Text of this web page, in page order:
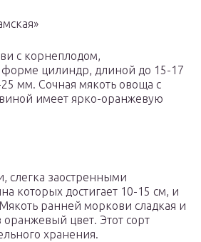
с корнеплодом,
цилиндр, длиной до 15-17
мм. Сочная мякоть овоща с
имеет ярко-оранжевую
слегка заостренными
которых достигает 10-15 см, и
ранней моркови сладкая и
цвет. Этот сорт
хранения.